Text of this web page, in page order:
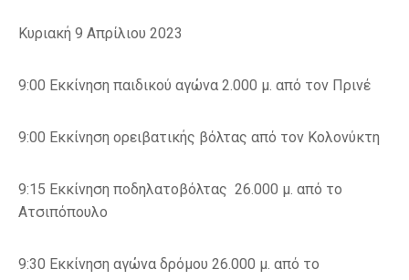
Κυριακή 9 Απρίλιου 2023
9:00 Εκκίνηση παιδικού αγώνα 2.000 μ. από τον Πρινέ
9:00 Εκκίνηση ορειβατικής βόλτας από τον Κολονύκτη
9:15 Εκκίνηση ποδηλατοβόλτας 26.000 μ. από το
Ατσιπόπουλο
9:30 Εκκίνηση αγώνα δρόμου 26.000 μ. από το